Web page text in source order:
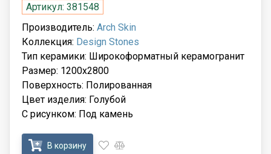
Артикул: 381548
Производитель: Arch Skin
Коллекция: Design Stones
Тип керамики: Широкоформатный керамогранит
Размер: 1200x2800
Поверхность: Полированная
Цвет изделия: Голубой
С рисунком: Под камень
В корзину